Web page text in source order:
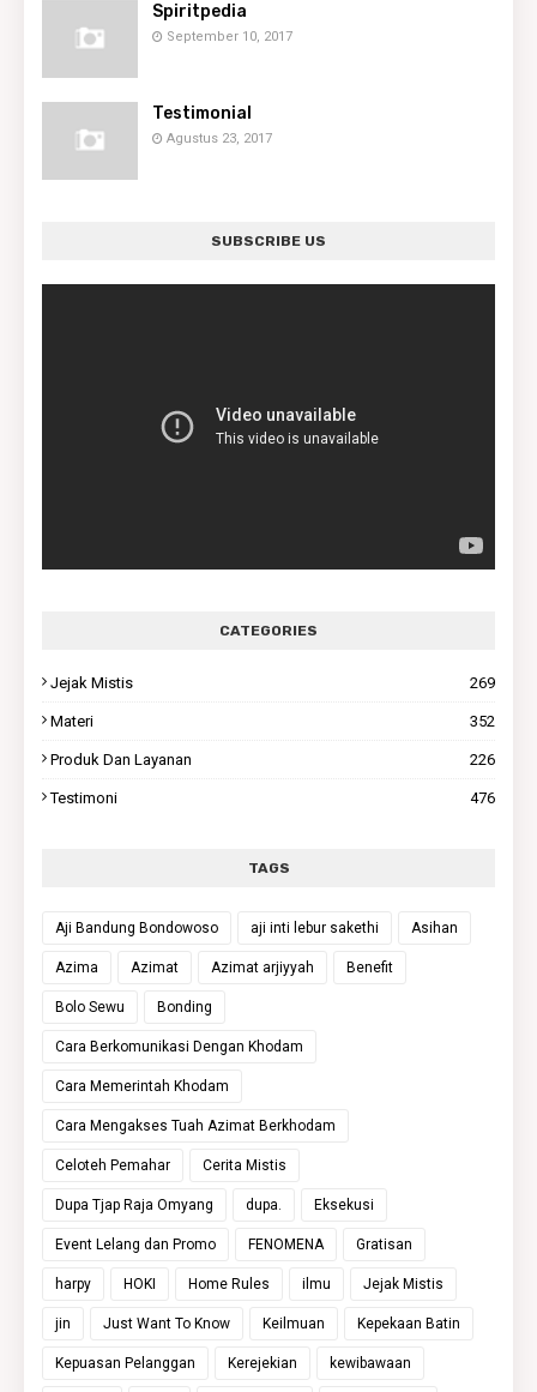
Spiritpedia
September 10, 2017
Testimonial
Agustus 23, 2017
SUBSCRIBE US
CATEGORIES
Jejak Mistis 269
Materi 352
Produk Dan Layanan 226
Testimoni 476
TAGS
Aji Bandung Bondowoso aji inti lebur sakethi Asihan
Azima Azimat Azimat arjiyyah Benefit
Bolo Sewu Bonding
Cara Berkomunikasi Dengan Khodam
Cara Memerintah Khodam
Cara Mengakses Tuah Azimat Berkhodam
Celoteh Pemahar Cerita Mistis
Dupa Tjap Raja Omyang dupa. Eksekusi
Event Lelang dan Promo FENOMENA Gratisan
harpy HOKI Home Rules ilmu Jejak Mistis
jin Just Want To Know Keilmuan Kepekaan Batin
Kepuasan Pelanggan Kerejekian kewibawaan